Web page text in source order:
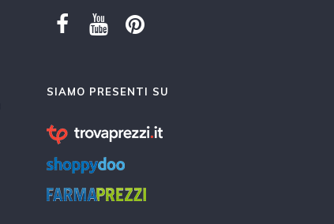
SIAMO PRESENTI SU